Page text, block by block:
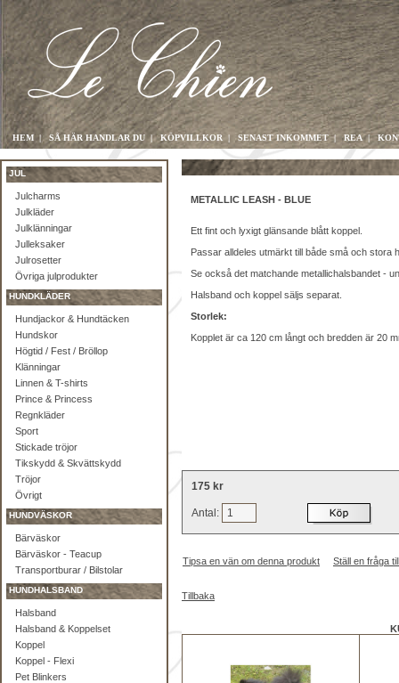
HEM | SÅ HÄR HANDLAR DU |KÖPVILLKOR | SENAST INKOMMET|REA|
JUL
Julcharms
Julkläder
Julklänningar
Julleksaker
Julrosetter
Övriga julprodukter
HUNDKLÄDER
Hundjackor & Hundtäcken
Hundskor
Högtid / Fest / Bröllop
Klänningar
Linnen & T-shirts
Prince & Princess
Regnkläder
Sport
Stickade tröjor
Tikskydd & Skvättskydd
Tröjor
Övrigt
HUNDVÄSKOR
Bärväskor
Bärväskor - Teacup
Transportburar / Bilstolar
HUNDHALSBAND
Halsband
Halsband & Koppelset
Koppel
Koppel - Flexi
Pet Blinkers
METALLIC LEASH - BLUE
Ett fint och lyxigt glänsande blått koppel.
Passar alldeles utmärkt till både små och stora
Se också det matchande metallichalsbandet -
Halsband och koppel säljs separat.
Storlek:
Kopplet är ca 120 cm långt och bredden är 20
175 kr
Antal:
Tipsa en vän om denna produkt Ställ en fråga
Tillbaka